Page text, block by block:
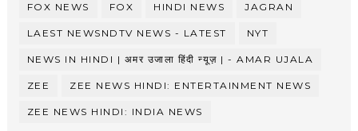
FOX NEWS FOX HINDI NEWS JAGRAN
LAEST NEWSNDTV NEWS - LATEST NYT
NEWS IN HINDI | अमर उजाला हिंदी न्यूज़ | - AMAR UJALA
ZEE ZEE NEWS HINDI: ENTERTAINMENT NEWS
ZEE NEWS HINDI: INDIA NEWS